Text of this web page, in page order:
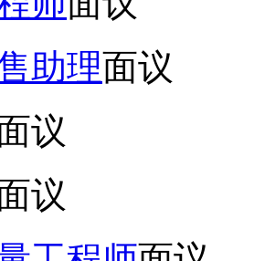
助理面议
议
议